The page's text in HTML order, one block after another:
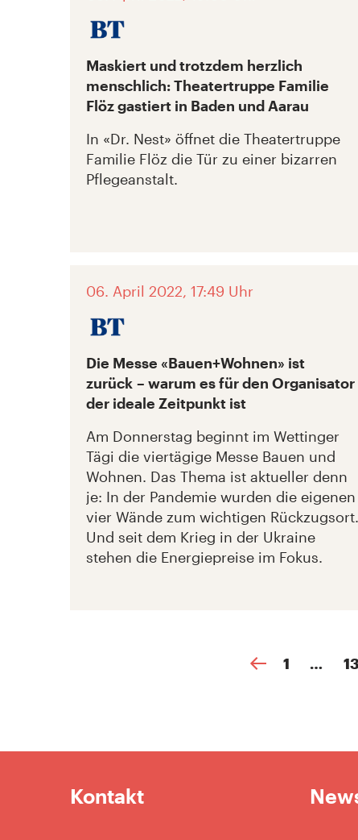
Maskiert und trotzdem herzlich
menschlich: Theatertruppe Familie
Flöz gastiert in Baden und Aarau
In «Dr. Nest» öffnet die Theatertruppe
Familie Flöz die Tür zu einer bizarren
Pflegeanstalt.
06. April 2022, 17:49 Uhr
Die Messe «Bauen+Wohnen» ist
zurück – warum es für den Organisator
der ideale Zeitpunkt ist
Am Donnerstag beginnt im Wettinger
Tägi die viertägige Messe Bauen und
Wohnen. Das Thema ist aktueller denn
je: In der Pandemie wurden die eigenen
vier Wände zum wichtigen Rückzugsort.
Und seit dem Krieg in der Ukraine
stehen die Energiepreise im Fokus.
1 …
Kontakt